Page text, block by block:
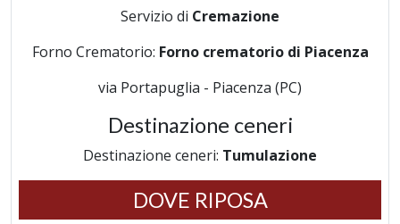
Servizio di Cremazione
Forno Crematorio: Forno crematorio di Piacenza
via Portapuglia - Piacenza (PC)
Destinazione ceneri
Destinazione ceneri: Tumulazione
DOVE RIPOSA